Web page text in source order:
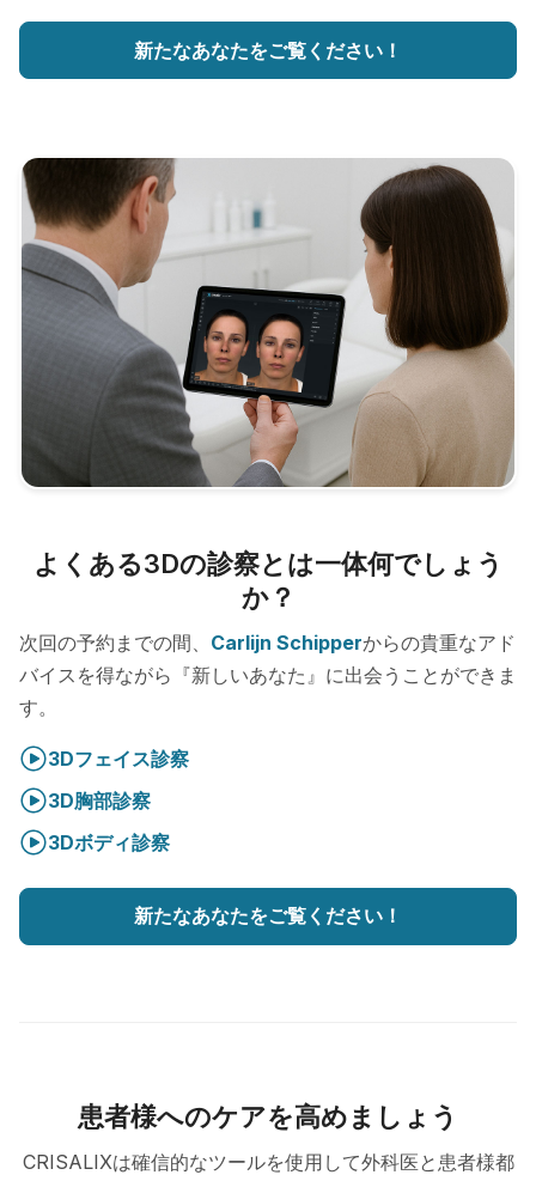
新たなあなたをご覧ください！
よくある3Dの診察とは一体何でしょう
か？
次回の予約までの間、 Carlijn Schipperからの貴重なアド
バイスを得ながら『新しいあなた』に出会うことができま
す。
3Dフェイス診察
3D胸部診察
3Dボディ診察
新たなあなたをご覧ください！
患者様へのケアを高めましょう
CRISALIXは確信的なツールを使用して外科医と患者様都